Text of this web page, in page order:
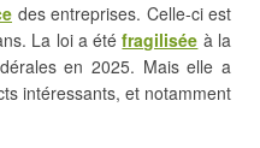
des entreprises. Celle-ci est
La loi a étéfragilisée à la
en 2025. Mais elle a
intéressants, et notamment